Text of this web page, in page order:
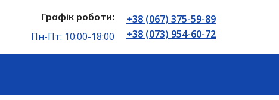
Графік роботи:
Пн-Пт: 10:00-18:00
+38 (067) 375-59-89
+38 (073) 954-60-72